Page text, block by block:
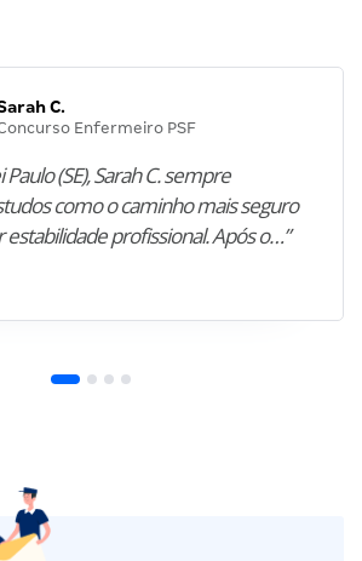
C.
Enfermeiro PSF
(SE), Sarah C. sempre
como o caminho mais seguro
profissional. Após o…”